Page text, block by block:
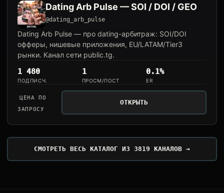
Dating Arb Pulse — SOI / DOI / GEO
@dating_arb_pulse
Dating Arb Pulse — про dating-арбитраж: SOI/DOI
офферы, нишевые приложения, EU/LATAM/Tier3
рынки. Канал сети public.tg.
1 480
ПОДПИСЧ.
1
ПРОСМ/ПОСТ
0.1%
ER
ЦЕНА ПО
ЗАПРОСУ
ОТКРЫТЬ
СМОТРЕТЬ ВЕСЬ КАТАЛОГ ИЗ 3819 КАНАЛОВ →